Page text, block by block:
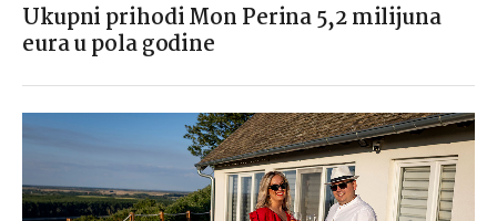
Ukupni prihodi Mon Perina 5,2 milijuna
eura u pola godine